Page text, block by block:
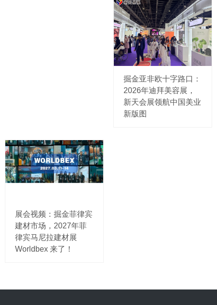
掘金亚非欧十字路口：
2026年迪拜美容展，
新天会展领航中国美业
新版图
展会视频：掘金菲律宾
建材市场，2027年菲
律宾马尼拉建材展
Worldbex 来了！